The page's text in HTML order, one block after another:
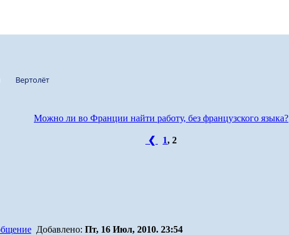
Вертолёт
Можно ли во Франции найти работу, без французского языка?
❮ 1, 2
Добавлено: Пт, 16 Июл, 2010. 23:54